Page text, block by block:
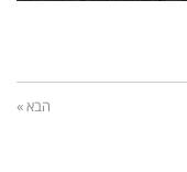
הבא »